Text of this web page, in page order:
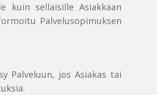
sellaisille Asiakkaan
Palvelusopimuksen
Palveluun, jos Asiakas tai